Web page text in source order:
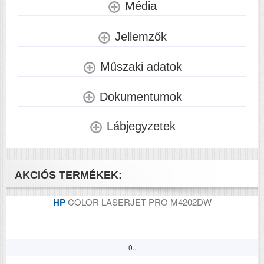
Papírkapacitás
Felbontás (dpi)
(oldal/hó)
Tömeg (kg)
Média
Jellemzők
Műszaki adatok
Dokumentumok
Lábjegyzetek
AKCIÓS TERMÉKEK:
HPCOLOR LASERJET PRO M4202DW
0..